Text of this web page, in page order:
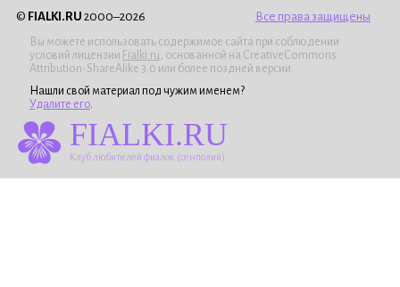
© FIALKI.RU 2000–2026 Все права защищены
Вы можете использовать содержимое сайта при соблюдении
условий лицензии Fialki.ru , основанной на CreativeCommons
Attribution-ShareAlike 3.0 или более поздней версии.
Нашли свой материал под чужим именем?
Удалите его
FIALKI.RU
Клуб любителей фиалок (сенполий)